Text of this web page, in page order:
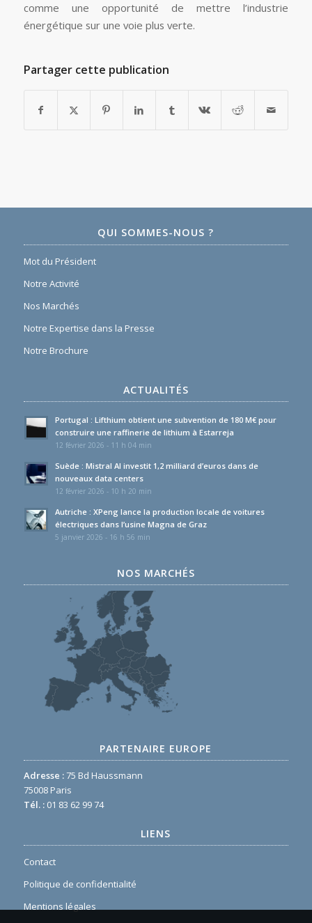
comme une opportunité de mettre l’industrie
énergétique sur une voie plus verte.
Partager cette publication
QUI SOMMES-NOUS ?
Mot du Président
Notre Activité
Nos Marchés
Notre Expertise dans la Presse
Notre Brochure
ACTUALITÉS
Portugal : Lifthium obtient une subvention de 180 M€ pour
construire une raffinerie de lithium à Estarreja
12 février 2026 - 11 h 04 min
Suède : Mistral AI investit 1,2 milliard d’euros dans de
nouveaux data centers
12 février 2026 - 10 h 20 min
Autriche : XPeng lance la production locale de voitures
électriques dans l’usine Magna de Graz
5 janvier 2026 - 16 h 56 min
NOS MARCHÉS
PARTENAIRE EUROPE
Adresse :75 Bd Haussmann
75008 Paris
Tél. :01 83 62 99 74
LIENS
Contact
Politique de confidentialité
Mentions légales